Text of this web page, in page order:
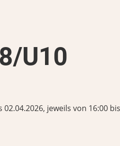
U10
jeweils von 16:00